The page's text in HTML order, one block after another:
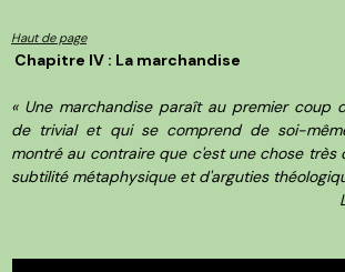
Haut de page
Chapitre IV : La marchandise
« Une marchandise paraît au premier coup
de trivial et qui se comprend de soi-
montré au contraire que c'est une chose très
subtilité métaphysique et d'arguties